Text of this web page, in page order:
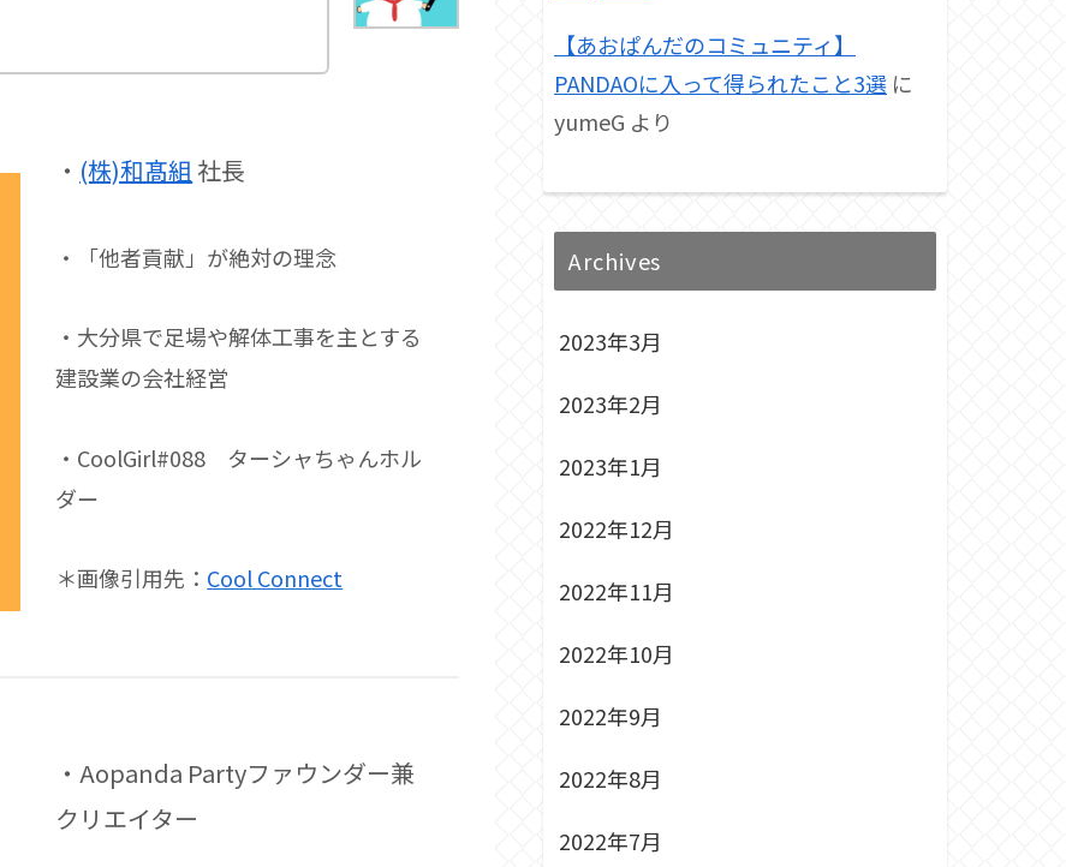
・ (株)和髙組 社長
・「他者貢献」が絶対の理念
・大分県で足場や解体工事を主とする
建設業の会社経営
・CoolGirl#088 ターシャちゃんホル
ダー
＊画像引用先： Cool Connect
・Aopanda Partyファウンダー兼
クリエイター
【あおぱんだのコミュニティ】
PANDAOに入って得られたこと3選 に
yumeG より
Archives
2023年3月
2023年2月
2023年1月
2022年12月
2022年11月
2022年10月
2022年9月
2022年8月
2022年7月